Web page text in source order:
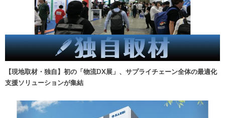
【現地取材・独自】初の「物流DX展」、サプライチェーン全体の最適化
支援ソリューションが集結